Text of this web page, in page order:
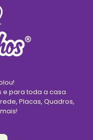
e para toda a casa.
Placas, Quadros,